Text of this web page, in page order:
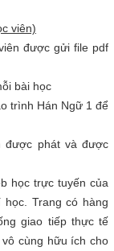
viên)
được gửi file pdf
bài học
trình Hán Ngữ 1 để
được phát và được
học trực tuyến của
Trang có hàng
giao tiếp thực tế
cùng hữu ích cho